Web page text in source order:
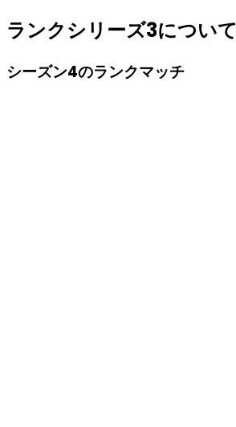
ランクシリーズ3について
シーズン4のランクマッチ